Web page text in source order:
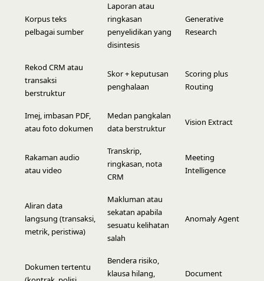
Korpus teks
pelbagai sumber
Laporan atau
ringkasan
penyelidikan yang
disintesis
Generative
Research
Rekod CRM atau
transaksi
berstruktur
Skor + keputusan
penghalaan
Scoring plus
Routing
Imej, imbasan PDF,
atau foto dokumen
Medan pangkalan
data berstruktur
Vision Extract
Rakaman audio
atau video
Transkrip,
ringkasan, nota
CRM
Meeting
Intelligence
Aliran data
langsung (transaksi,
metrik, peristiwa)
Makluman atau
sekatan apabila
sesuatu kelihatan
salah
Anomaly Agent
Dokumen tertentu
Bendera risiko,
klausa hilang,
Document